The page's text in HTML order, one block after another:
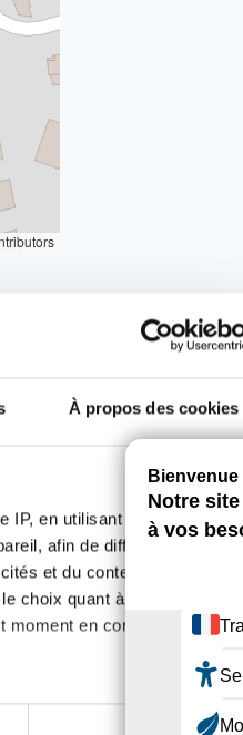
À propos des cookies
IP, en utilisant des
afin de diffuser des
et du contenu, ainsi que de
choix quant à l'utilisation de
en consultant la
cancer